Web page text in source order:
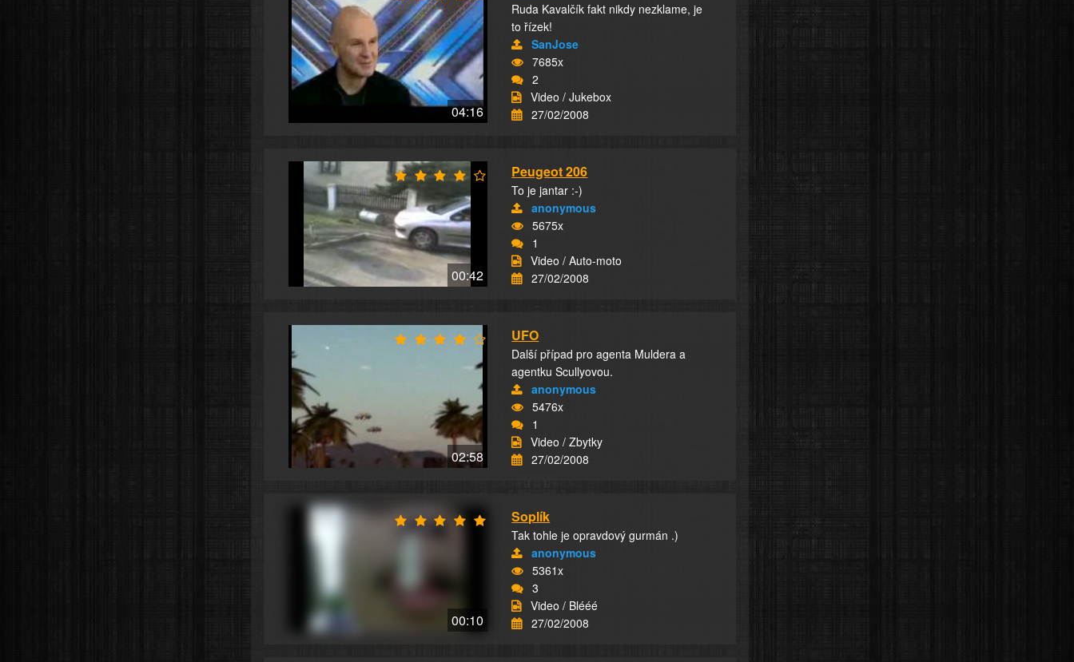
04:16
Ruda Kavalčík fakt nikdy nezklame, je
to řízek!
SanJose
7685x
2
Video / Jukebox
27/02/2008
00:42
Peugeot 206
To je jantar :-)
anonymous
5675x
1
Video / Auto-moto
27/02/2008
02:58
UFO
Další případ pro agenta Muldera a
agentku Scullyovou.
anonymous
5476x
1
Video / Zbytky
27/02/2008
00:10
Soplík
Tak tohle je opravdový gurmán .)
anonymous
5361x
3
Video / Blééé
27/02/2008